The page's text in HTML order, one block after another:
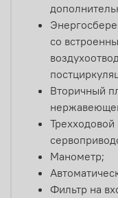
со
Вторичный
Трехходовой
Манометр;
Фильтр на